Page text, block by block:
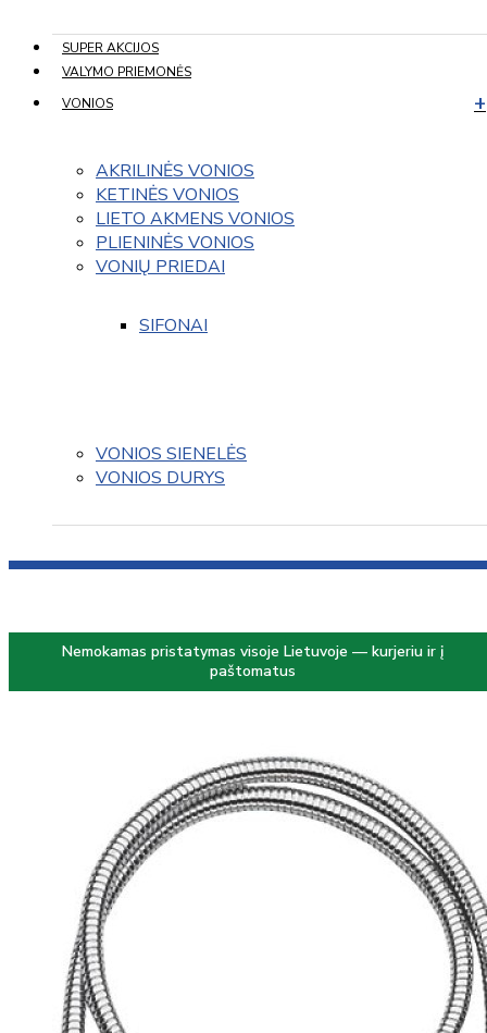
SUPER AKCIJOS
VALYMO PRIEMONĖS
VONIOS
AKRILINĖS VONIOS
KETINĖS VONIOS
LIETO AKMENS VONIOS
PLIENINĖS VONIOS
VONIŲ PRIEDAI
SIFONAI
VONIOS SIENELĖS
VONIOS DURYS
Nemokamas pristatymas visoje Lietuvoje — kurjeriu ir į
paštomatus